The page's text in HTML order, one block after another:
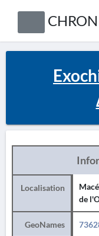
Localisation
de
GeoNames